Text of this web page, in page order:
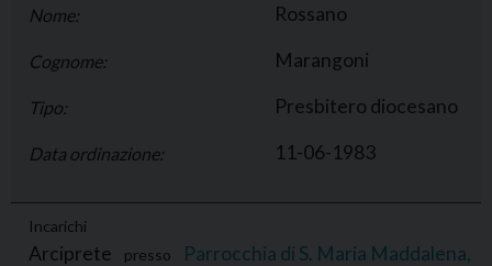
Nome: Rossano
Cognome: Marangoni
Tipo: Presbitero diocesano
Data ordinazione: 11-06-1983
Incarichi
Arciprete presso
Parrocchia di S. Maria Maddalena,